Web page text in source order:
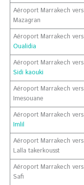
Aéroport Marrakech vers
Mazagran
Aéroport Marrakech vers
Oualidia
Aéroport Marrakech vers
Sidi kaouki
Aéroport Marrakech vers
Imesouane
Aéroport Marrakech vers
Imlil
Aéroport Marrakech vers
Lalla takerkousst
Aéroport Marrakech vers
Safi